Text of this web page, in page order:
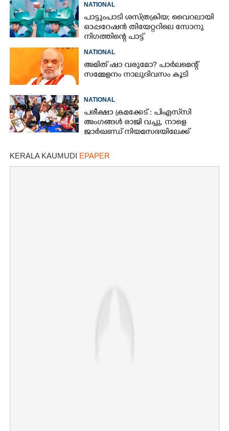
NATIONAL
പാട്ടുംപാടി ശസ്ത്രക്രിയ; വൈറലായി
ഓപ്പറേഷൻ തിയേറ്ററിലെ സോനു
നിഗത്തിന്റെ പാട്ട്
NATIONAL
അമിത് ഷാ വരുമോ?​ പാർലമെന്റ്
സമ്മേളനം നാലുദിവസം കൂടി
NATIONAL
പരീക്ഷാ ക്രമക്കേട് : പിഎസ്‌സി
അംഗങ്ങൾ രാജി വച്ചു,​ നാളെ
ജാർഖണ്ഡ് നിയമസഭയിലേക്ക്
KERALA KAUMUDI EPAPER